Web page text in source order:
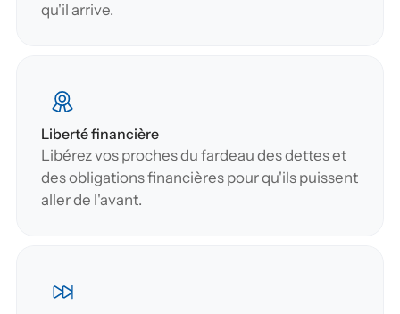
qu'il arrive.
Liberté financière
Libérez vos proches du fardeau des dettes et
des obligations financières pour qu'ils puissent
aller de l'avant.